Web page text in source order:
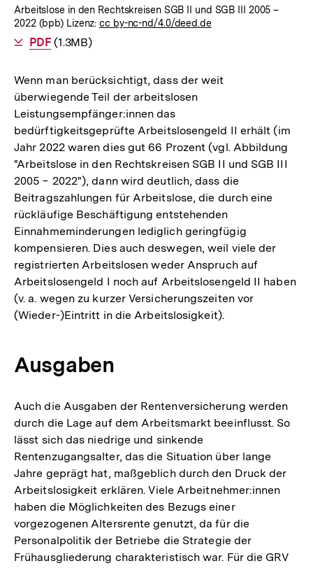
Arbeitslose in den Rechtskreisen SGB II und SGB III 2005 –
2022 (bpb) Lizenz:cc by-nc-nd/4.0/deed.de
Als
PDFherunterladen
(1.3MB)
Wenn man berücksichtigt, dass der weit
überwiegende Teil der arbeitslosen
Leistungsempfänger:innen das
bedürftigkeitsgeprüfte Arbeitslosengeld II erhält (im
Jahr 2022 waren dies gut 66 Prozent (vgl. Abbildung
"Arbeitslose in den Rechtskreisen SGB II und SGB III
2005 − 2022"), dann wird deutlich, dass die
Beitragszahlungen für Arbeitslose, die durch eine
rückläufige Beschäftigung entstehenden
Einnahmeminderungen lediglich geringfügig
kompensieren. Dies auch deswegen, weil viele der
registrierten Arbeitslosen weder Anspruch auf
Arbeitslosengeld I noch auf Arbeitslosengeld II haben
(v. a. wegen zu kurzer Versicherungszeiten vor
(Wieder-)Eintritt in die Arbeitslosigkeit).
Ausgaben
Auch die Ausgaben der Rentenversicherung werden
durch die Lage auf dem Arbeitsmarkt beeinflusst. So
lässt sich das niedrige und sinkende
Rentenzugangsalter, das die Situation über lange
Jahre geprägt hat, maßgeblich durch den Druck der
Arbeitslosigkeit erklären. Viele Arbeitnehmer:innen
haben die Möglichkeiten des Bezugs einer
vorgezogenen Altersrente genutzt, da für die
Personalpolitik der Betriebe die Strategie der
Frühausgliederung charakteristisch war. Für die GRV